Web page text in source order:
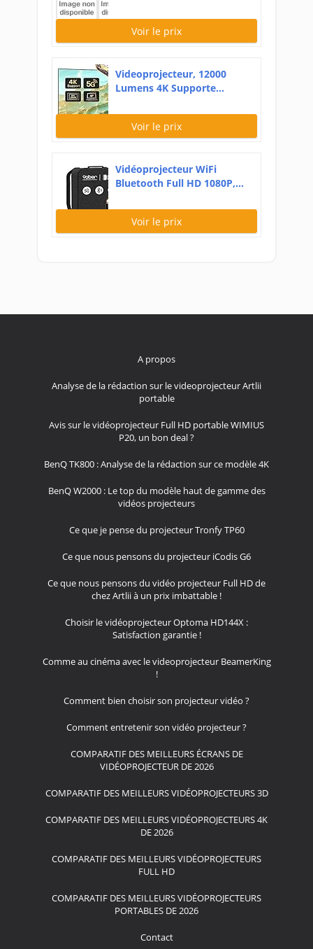
Voir le prix
Videoprojecteur, 12000
Lumens 4K Supporte...
Voir le prix
Vidéoprojecteur WiFi
Bluetooth Full HD 1080P,...
Voir le prix
A propos
Analyse de la rédaction sur le videoprojecteur Artlii
portable
Avis sur le vidéoprojecteur Full HD portable WIMIUS
P20, un bon deal ?
BenQ TK800 : Analyse de la rédaction sur ce modèle 4K
BenQ W2000 : Le top du modèle haut de gamme des
vidéos projecteurs
Ce que je pense du projecteur Tronfy TP60
Ce que nous pensons du projecteur iCodis G6
Ce que nous pensons du vidéo projecteur Full HD de
chez Artlii à un prix imbattable !
Choisir le vidéoprojecteur Optoma HD144X :
Satisfaction garantie !
Comme au cinéma avec le videoprojecteur BeamerKing
!
Comment bien choisir son projecteur vidéo ?
Comment entretenir son vidéo projecteur ?
COMPARATIF DES MEILLEURS ÉCRANS DE
VIDÉOPROJECTEUR DE 2026
COMPARATIF DES MEILLEURS VIDÉOPROJECTEURS 3D
COMPARATIF DES MEILLEURS VIDÉOPROJECTEURS 4K
DE 2026
COMPARATIF DES MEILLEURS VIDÉOPROJECTEURS
FULL HD
COMPARATIF DES MEILLEURS VIDÉOPROJECTEURS
PORTABLES DE 2026
Contact